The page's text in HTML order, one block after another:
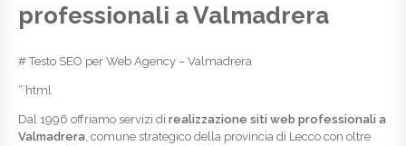
professionali a Valmadrera
# Testo SEO per Web Agency – Valmadrera
“`html
Dal 1996 offriamo servizi di realizzazione siti web professionali a
Valmadrera, comune strategico della provincia di Lecco con oltre